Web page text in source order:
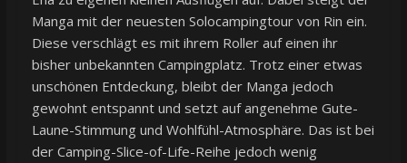
Manga mit der neuesten Solocampingtour von Rin ein.
Diese verschlägt es mit ihrem Roller auf einen ihr
bisher unbekannten Campingplatz. Trotz einer etwas
unschönen Entdeckung, bleibt der Manga jedoch
gewohnt entspannt und setzt auf angenehme Gute-
Laune-Stimmung und Wohlfühl-Atmosphäre. Das ist bei
der Camping-Slice-of-Life-Reihe jedoch wenig